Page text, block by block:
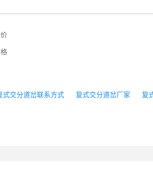
式交分道岔联系方式 复式交分道岔厂家 复